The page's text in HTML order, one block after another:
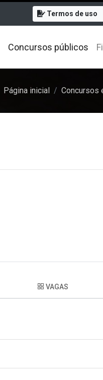
Termos de uso
Concursos públicos
Página inicial Concursos
VAGAS